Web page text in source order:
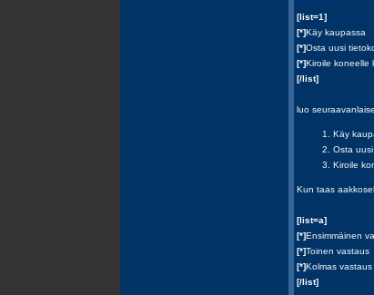
[list=1]
[*]Käy kaupassa
[*]Osta uusi
[*]Kiroile koneelle
[/list]
luo
Käy
Osta
Kiroile
Kun taas
[list=a]
[*]Ensimmäinen
[*]Toinen vastaus
[*]Kolmas vastaus
[/list]